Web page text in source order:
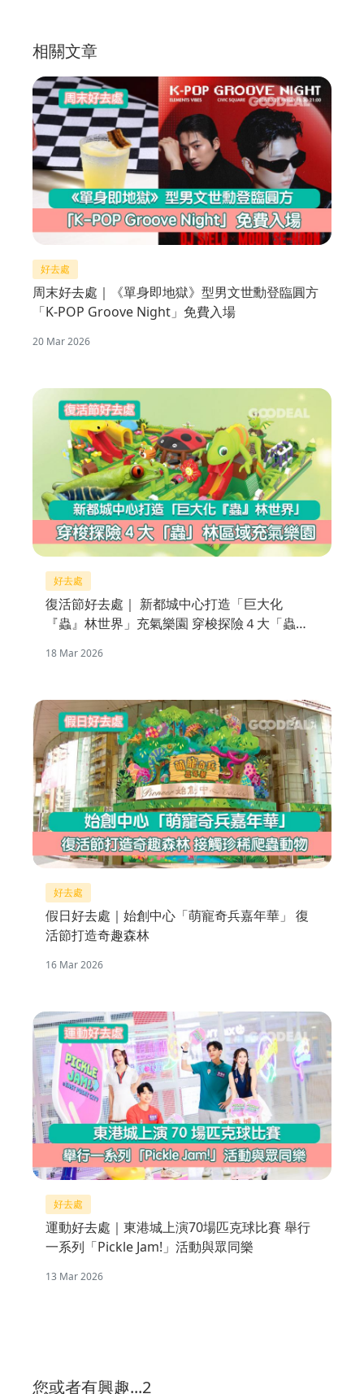
相關文章
好去處
周末好去處｜《單身即地獄》型男文世勳登臨圓方
「K-POP Groove Night」免費入場
20 Mar 2026
好去處
復活節好去處｜ 新都城中心打造「巨大化
『蟲』林世界」充氣樂園 穿梭探險４大「蟲」
18 Mar 2026
好去處
假日好去處｜始創中心「萌寵奇兵嘉年華」 復
活節打造奇趣森林
16 Mar 2026
好去處
運動好去處｜東港城上演70場匹克球比賽 舉行
一系列「Pickle Jam!」活動與眾同樂
13 Mar 2026
您或者有興趣...2